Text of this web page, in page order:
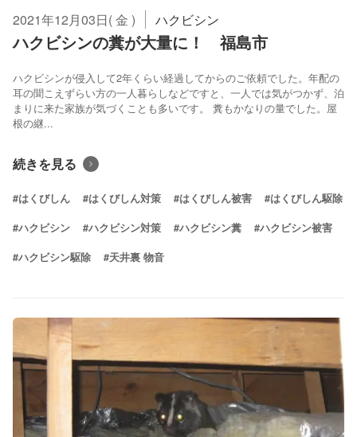
2021年12月03日( 金 ) ハクビシン
ハクビシンの糞が大量に！ 福島市
ハクビシンが侵入して2年くらい経過してからのご依頼でした。年配の
耳の聞こえずらい方の一人暮らしなどですと、一人では気がつかず、泊
まりに来た家族が気づくことも多いです。 糞もかなりの量でした。屋
根の継...
続きを見る
#はくびしん #はくびしん対策 #はくびしん被害 #はくびしん駆除
#ハクビシン #ハクビシン対策 #ハクビシン糞 #ハクビシン被害
#ハクビシン駆除 #天井裏 物音